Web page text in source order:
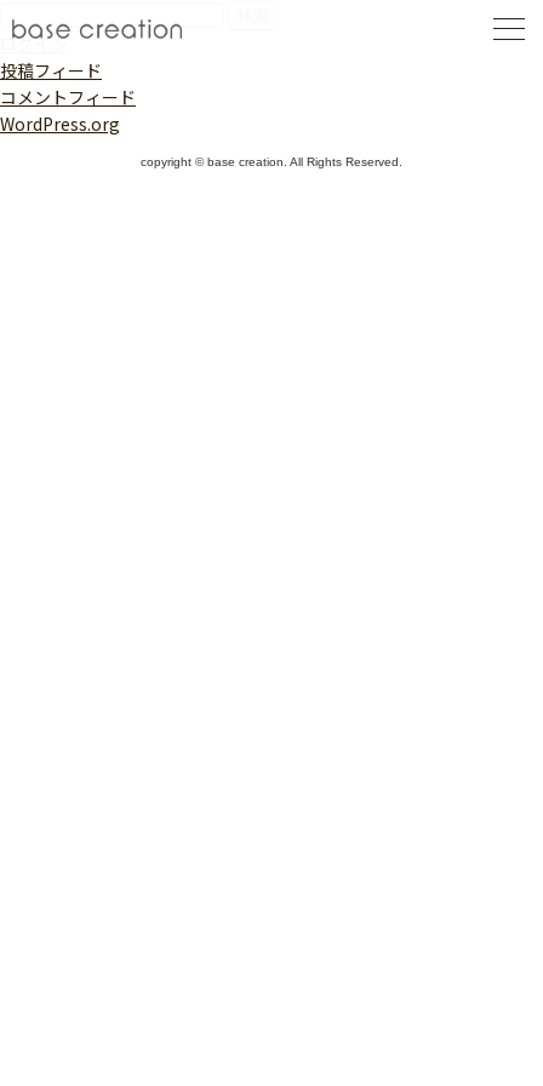
索:ログイン
投稿フィード
コメントフィード
WordPress.org
copyright © base creation. All Rights Reserved.